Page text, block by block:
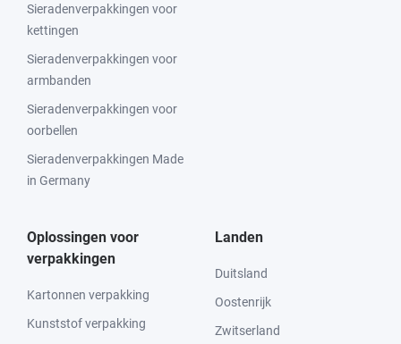
Sieradenverpakkingen voor
kettingen
Sieradenverpakkingen voor
armbanden
Sieradenverpakkingen voor
oorbellen
Sieradenverpakkingen Made
in Germany
Oplossingen voor
verpakkingen
Kartonnen verpakking
Kunststof verpakking
Landen
Duitsland
Oostenrijk
Zwitserland